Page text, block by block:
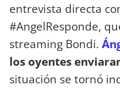
entrevista directa
#AngelResponde,
streaming Bondi.
los oyentes
situación se tornó